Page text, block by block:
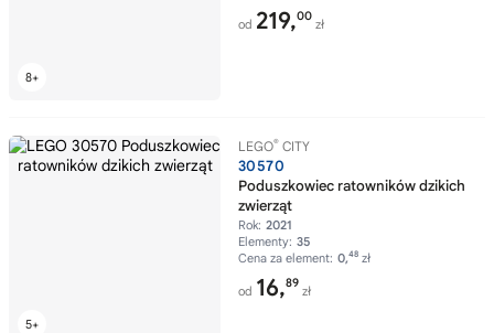
od 219,00
zł
LEGO® CITY
30570
Poduszkowiec ratowników dzikich
zwierząt
Rok: 2021
Elementy: 35
Cena za element: 0,48 zł
od 16,89
zł